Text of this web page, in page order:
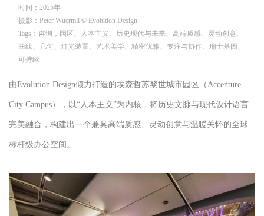
时间：2025年
摄影： Peter Wuermli © Evolution Design
Tags： 咨询，园区、人本主义、历史现代与未来、高端质感、灵动创意、
曲线、几何、灯光装置、艺术美学、精密优雅、专注与协作、瑞士基因、
可持续
由Evolution Design倾力打造的埃森哲苏黎世城市园区（Accenture
City Campus），以“人本主义”为内核，将历史文脉与现代设计语言
完美融合，构建出一个兼具高端质感、灵动创意与温暖关怀的全球
标杆级办公空间。